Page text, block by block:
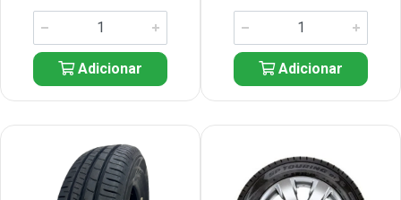
Adicionar Adicionar